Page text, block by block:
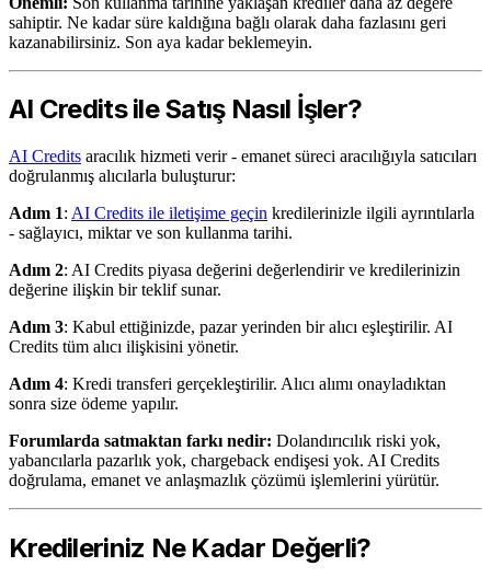
sahiptir. Ne kadar süre kaldığına bağlı olarak daha fazlasını geri
kazanabilirsiniz. Son aya kadar beklemeyin.
AI Credits ile Satış Nasıl İşler?
AI Credits aracılık hizmeti verir - emanet süreci aracılığıyla satıcıları
doğrulanmış alıcılarla buluşturur:
Adım 1: AI Credits ile iletişime geçin kredilerinizle ilgili ayrıntılarla
- sağlayıcı, miktar ve son kullanma tarihi.
Adım 2: AI Credits piyasa değerini değerlendirir ve kredilerinizin
değerine ilişkin bir teklif sunar.
Adım 3: Kabul ettiğinizde, pazar yerinden bir alıcı eşleştirilir. AI
Credits tüm alıcı ilişkisini yönetir.
Adım 4: Kredi transferi gerçekleştirilir. Alıcı alımı onayladıktan
sonra size ödeme yapılır.
Forumlarda satmaktan farkı nedir: Dolandırıcılık riski yok,
yabancılarla pazarlık yok, chargeback endişesi yok. AI Credits
doğrulama, emanet ve anlaşmazlık çözümü işlemlerini yürütür.
Kredileriniz Ne Kadar Değerli?